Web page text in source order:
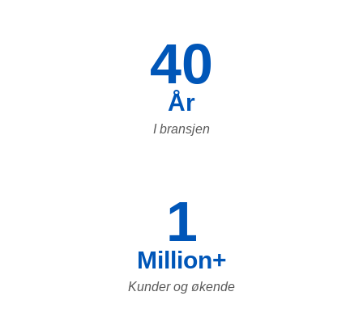
40
År
I bransjen
1
Million+
Kunder og økende